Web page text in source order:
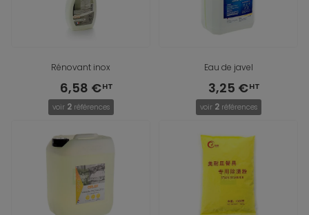
Rénovant inox
6,58 €
voir 2 références
Eau de javel
3,25 €
voir 2 références